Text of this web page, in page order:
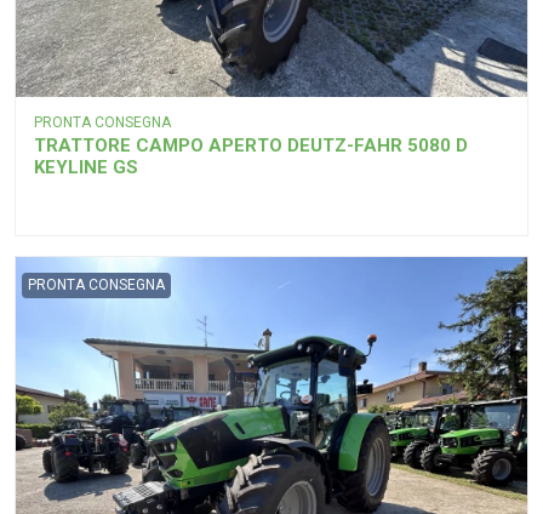
PRONTA CONSEGNA
TRATTORE CAMPO APERTO DEUTZ-FAHR 5080 D
KEYLINE GS
PRONTA CONSEGNA